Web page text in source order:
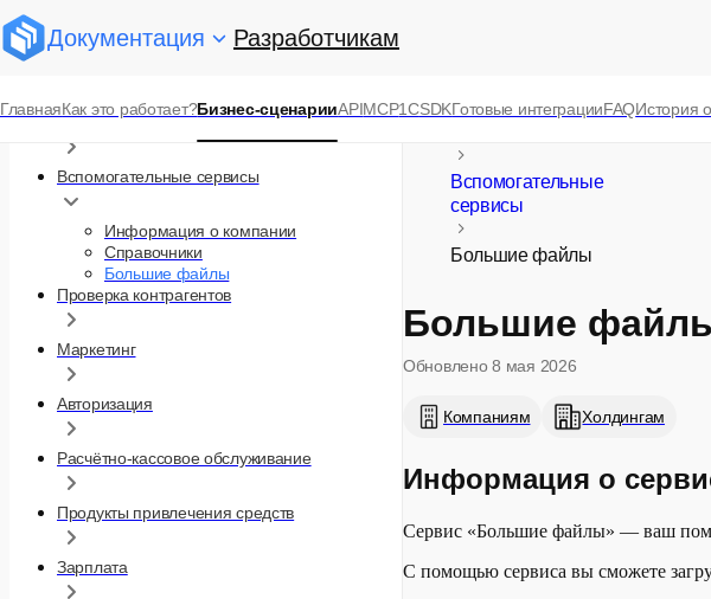
Документация Разработчикам
ГлавнаяКак это работает?Бизнес-сценарииAPIMCP1СSDKГотовые интеграцииFAQИстория
Платежи и переводы
Вспомогательные сервисы
Информация о компании
Справочники
Большие файлы
Проверка контрагентов
Маркетинг
Авторизация
Расчётно-кассовое обслуживание
Продукты привлечения средств
Зарплата
Вспомогательные
сервисы
Большие файлы
Большие
Обновлено 8 мая 2026
Компаниям Холдингам
Информация о
Сервис «Большие файлы» — ваш
С помощью сервиса вы сможете